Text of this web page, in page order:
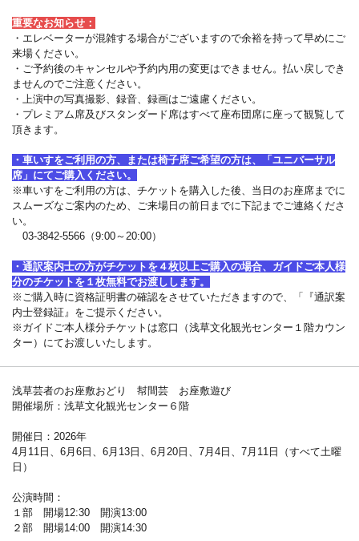
重要なお知らせ：
・エレベーターが混雑する場合がございますので余裕を持って早めにご
来場ください。
・ご予約後のキャンセルや予約内用の変更はできません。払い戻しでき
ませんのでご注意ください。
・上演中の写真撮影、録音、録画はご遠慮ください。
・プレミアム席及びスタンダード席はすべて座布団席に座って観覧して
頂きます。
・車いすをご利用の方、または椅子席ご希望の方は、「ユニバーサル
席」にてご購入ください。
※車いすをご利用の方は、チケットを購入した後、当日のお座席までに
スムーズなご案内のため、ご来場日の前日までに下記までご連絡くださ
い。
03-3842-5566（9:00～20:00）
・通訳案内士の方がチケットを４枚以上ご購入の場合、ガイドご本人様
分のチケットを１枚無料でお渡しします。
※ご購入時に資格証明書の確認をさせていただきますので、「『通訳案
内士登録証』をご提示ください。
※ガイドご本人様分チケットは窓口（浅草文化観光センター１階カウン
ター）にてお渡しいたします。
浅草芸者のお座敷おどり 幇間芸 お座敷遊び
開催場所：浅草文化観光センター６階
開催日：2026年
4月11日、6月6日、6月13日、6月20日、7月4日、7月11日（すべて土曜
日）
公演時間：
１部 開場12:30 開演13:00
２部 開場14:00 開演14:30